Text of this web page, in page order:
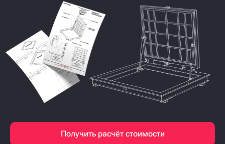
Получить расчёт стоимости